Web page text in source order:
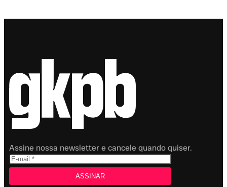
Assine nossa newsletter e cancele quando quiser.